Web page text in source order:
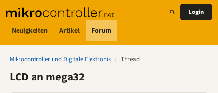
Neuigkeiten Artikel Forum
Login
Mikrocontroller und Digitale Elektronik › Thread
LCD an mega32